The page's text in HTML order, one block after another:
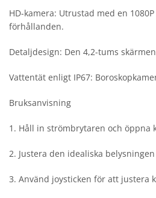
HD-kamera: Utrustad med en
förhållanden.
Detaljdesign: Den 4,2-tums
Vattentät enligt IP67:
Bruksanvisning
1. Håll in strömbrytaren och öppna
2. Justera den idealiska
3. Använd joysticken för att justera